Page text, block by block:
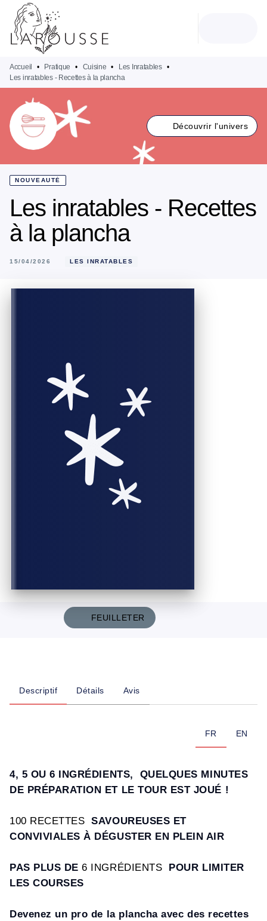
MENU
PIED DE PAGE
Accueil • Pratique • Cuisine • Les Inratables •
Les inratables - Recettes à la plancha
Découvrir l'univers
NOUVEAUTÉ
Les inratables - Recettes
à la plancha
15/04/2026 LES INRATABLES
FEUILLETER
Descriptif Détails Avis
FR EN
4, 5 OU 6 INGRÉDIENTS, QUELQUES MINUTES
DE PRÉPARATION ET LE TOUR EST JOUÉ !
100 RECETTESSAVOUREUSES ET
CONVIVIALES À DÉGUSTER EN PLEIN AIR
PAS PLUS DE 6 INGRÉDIENTS POUR LIMITER
LES COURSES
Devenez un pro de la plancha avec des recettes